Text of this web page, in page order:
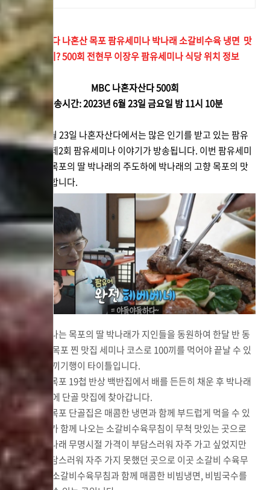
나혼자산다 나혼산 목포 팜유세미나 박나래 소갈비수육 냉면 맛
집 어디? 500회 전현무 이장우 팜유세미나 식당 위치 정보
MBC 나혼자산다 500회
방송시간: 2023년 6월 23일 금요일 밤 11시 10분
2023년 6월 23일 나혼자산다에서는 많은 인기를 받고 있는 팜유
멤버들의 제2회 팜유세미나 이야기가 방송됩니다. 이번 팜유세미
나에서는 목포의 딸 박나래의 주도하에 박나래의 고향 목포의 맛
집을 소개합니다.
이번 세미나는 목포의 딸 박나래가 지인들을 동원하여 한달 반 동
안 기획한 목포 찐 맛집 세미나 코스로 100끼를 먹어야 끝날 수 있
는 목포 백끼기행이 타이틀입니다.
아침으로 목포 19첩 반상 백반집에서 배를 든든히 채운 후 박나래
는 고민 끝에 단골 맛집에 찾아갑니다.
박나래의 목포 단골집은 매콤한 냉면과 함께 부드럽게 먹을 수 있
는 소갈비가 함께 나오는 소갈비수육무침이 무척 맛있는 곳으로
이곳은 박나래 무명시절 가격이 부담스러워 자주 가고 싶었지만
가격이 부담스러워 자주 가지 못했던 곳으로 이곳 소갈비 수육무
침 메뉴는 소갈비수육무침과 함께 매콤한 비빔냉면, 비빔국수를